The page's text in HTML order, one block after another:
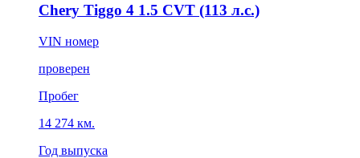
Chery Tiggo 4 1.5 CVT (113 л.с.)
VIN номер
проверен
Пробег
14 274 км.
Год выпуска